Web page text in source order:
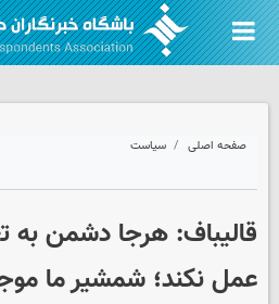
صفحه اصلی سیاست
قالیباف: هرجا دشمن به
عمل نکند؛ شمشیر ما